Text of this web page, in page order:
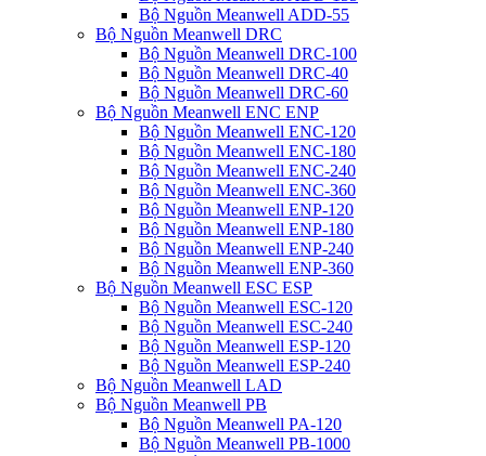
Bộ Nguồn Meanwell ADD-55
Bộ Nguồn Meanwell DRC
Bộ Nguồn Meanwell DRC-100
Bộ Nguồn Meanwell DRC-40
Bộ Nguồn Meanwell DRC-60
Bộ Nguồn Meanwell ENC ENP
Bộ Nguồn Meanwell ENC-120
Bộ Nguồn Meanwell ENC-180
Bộ Nguồn Meanwell ENC-240
Bộ Nguồn Meanwell ENC-360
Bộ Nguồn Meanwell ENP-120
Bộ Nguồn Meanwell ENP-180
Bộ Nguồn Meanwell ENP-240
Bộ Nguồn Meanwell ENP-360
Bộ Nguồn Meanwell ESC ESP
Bộ Nguồn Meanwell ESC-120
Bộ Nguồn Meanwell ESC-240
Bộ Nguồn Meanwell ESP-120
Bộ Nguồn Meanwell ESP-240
Bộ Nguồn Meanwell LAD
Bộ Nguồn Meanwell PB
Bộ Nguồn Meanwell PA-120
Bộ Nguồn Meanwell PB-1000